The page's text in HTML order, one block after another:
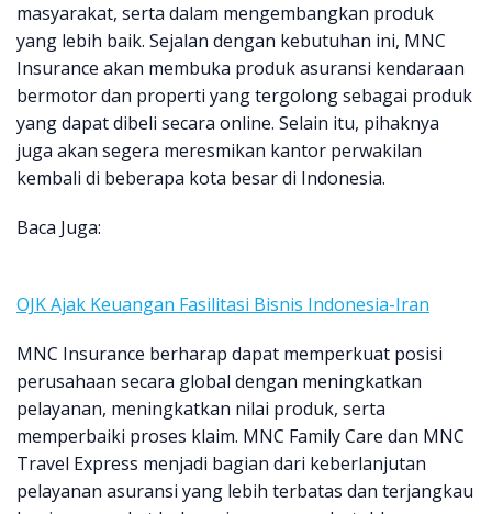
masyarakat, serta dalam mengembangkan produk
yang lebih baik. Sejalan dengan kebutuhan ini, MNC
Insurance akan membuka produk asuransi kendaraan
bermotor dan properti yang tergolong sebagai produk
yang dapat dibeli secara online. Selain itu, pihaknya
juga akan segera meresmikan kantor perwakilan
kembali di beberapa kota besar di Indonesia.
Baca Juga:
OJK Ajak Keuangan Fasilitasi Bisnis Indonesia-Iran
MNC Insurance berharap dapat memperkuat posisi
perusahaan secara global dengan meningkatkan
pelayanan, meningkatkan nilai produk, serta
memperbaiki proses klaim. MNC Family Care dan MNC
Travel Express menjadi bagian dari keberlanjutan
pelayanan asuransi yang lebih terbatas dan terjangkau